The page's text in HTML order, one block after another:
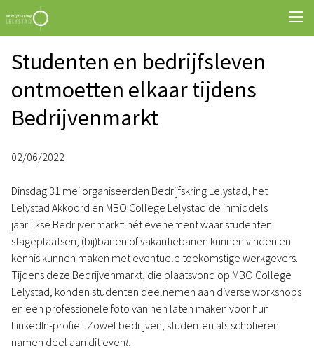
Studenten en bedrijfsleven
ontmoetten elkaar tijdens
Bedrijvenmarkt
02/06/2022
Dinsdag 31 mei organiseerden Bedrijfskring Lelystad, het
Lelystad Akkoord en MBO College Lelystad de inmiddels
jaarlijkse Bedrijvenmarkt: hét evenement waar studenten
stageplaatsen, (bij)banen of vakantiebanen kunnen vinden en
kennis kunnen maken met eventuele toekomstige werkgevers.
Tijdens deze Bedrijvenmarkt, die plaatsvond op MBO College
Lelystad, konden studenten deelnemen aan diverse workshops
en een professionele foto van hen laten maken voor hun
LinkedIn-profiel. Zowel bedrijven, studenten als scholieren
namen deel aan dit event.